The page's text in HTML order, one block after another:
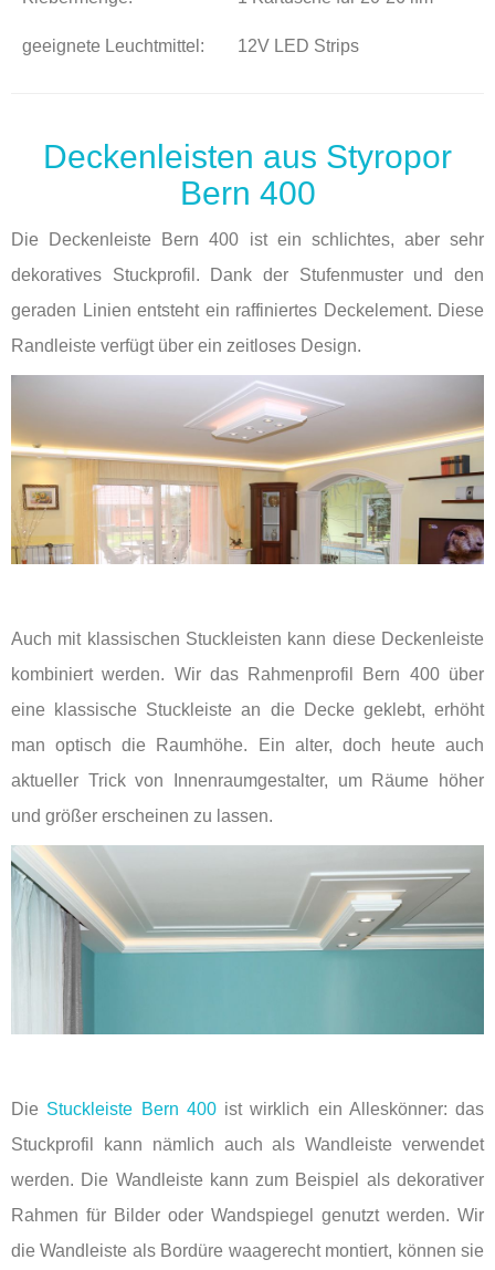
geeignete Leuchtmittel: 12V LED Strips
Deckenleisten aus Styropor
Bern 400
Die Deckenleiste Bern 400 ist ein schlichtes, aber sehr
dekoratives Stuckprofil. Dank der Stufenmuster und den
geraden Linien entsteht ein raffiniertes Deckelement. Diese
Randleiste verfügt über ein zeitloses Design.
Auch mit klassischen Stuckleisten kann diese Deckenleiste
kombiniert werden. Wir das Rahmenprofil Bern 400 über
eine klassische Stuckleiste an die Decke geklebt, erhöht
man optisch die Raumhöhe. Ein alter, doch heute auch
aktueller Trick von Innenraumgestalter, um Räume höher
und größer erscheinen zu lassen.
Die Stuckleiste Bern 400ist wirklich ein Alleskönner: das
Stuckprofil kann nämlich auch als Wandleiste verwendet
werden. Die Wandleiste kann zum Beispiel als dekorativer
Rahmen für Bilder oder Wandspiegel genutzt werden. Wir
die Wandleiste als Bordüre waagerecht montiert, können sie